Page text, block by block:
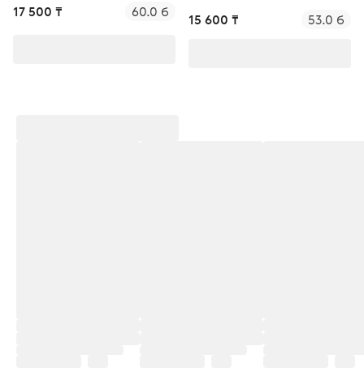
17 500 ₸ 60.0 б 15 600 ₸ 53.0 б